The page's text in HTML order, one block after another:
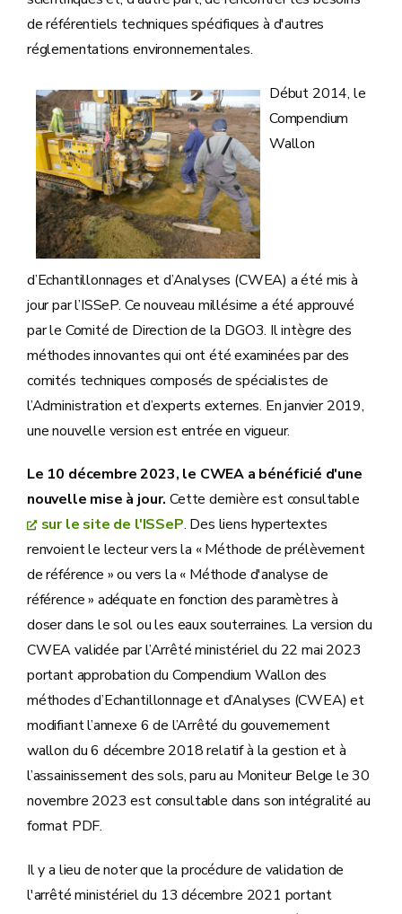
de référentiels techniques spécifiques à d'autres
réglementations environnementales.
Début 2014, le
Compendium
Wallon
d’Echantillonnages et d’Analyses (CWEA) a été mis à
jour par l’ISSeP. Ce nouveau millésime a été approuvé
par le Comité de Direction de la DGO3. Il intègre des
méthodes innovantes qui ont été examinées par des
comités techniques composés de spécialistes de
l’Administration et d’experts externes. En janvier 2019,
une nouvelle version est entrée en vigueur.
Le 10 décembre 2023, le CWEA a bénéficié d'une
nouvelle mise à jour. Cette dernière est consultable
sur le site de l'ISSeP. Des liens hypertextes
renvoient le lecteur vers la « Méthode de prélèvement
de référence » ou vers la « Méthode d'analyse de
référence » adéquate en fonction des paramètres à
doser dans le sol ou les eaux souterraines. La version du
CWEA validée par l’Arrêté ministériel du 22 mai 2023
portant approbation du Compendium Wallon des
méthodes d’Echantillonnage et d’Analyses (CWEA) et
modifiant l’annexe 6 de l’Arrêté du gouvernement
wallon du 6 décembre 2018 relatif à la gestion et à
l’assainissement des sols, paru au Moniteur Belge le 30
novembre 2023 est consultable dans son intégralité au
format PDF.
Il y a lieu de noter que la procédure de validation de
l'arrêté ministériel du 13 décembre 2021 portant